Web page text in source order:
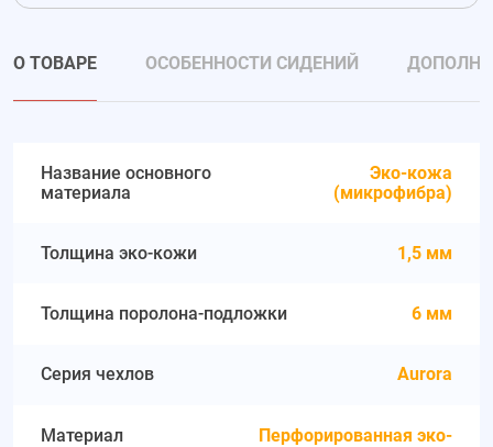
О ТОВАРЕ ОСОБЕННОСТИ СИДЕНИЙ
Название основного
материала
Эко-кожа
(микрофибра)
Толщина эко-кожи 1,5 мм
Толщина поролона-подложки 6 мм
Серия чехлов Aurora
Материал
Перфорированная эко-